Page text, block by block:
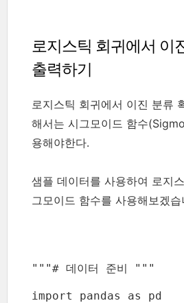
로지스틱 회귀에서 이
출력하기
로지스틱 회귀에서 이진 분류
해서는 시그모이드 함수
용해야한다.
샘플 데이터를 사용하여 로지
그모이드 함수를 사용해보겠습
"""# 데이터 준비 """
import pandas as pd